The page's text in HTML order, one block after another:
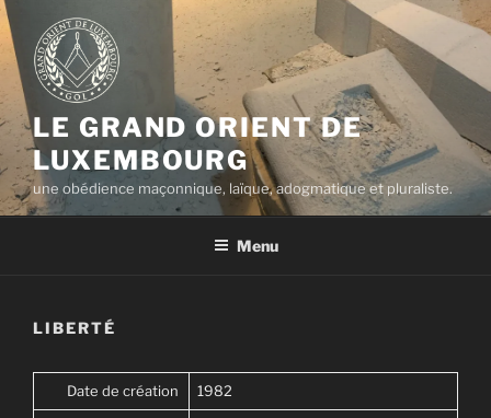
Aller
au
contenu
principal
LE GRAND ORIENT DE
LUXEMBOURG
une obédience maçonnique, laïque, adogmatique et pluraliste.
Menu
LIBERTÉ
Date de création 1982